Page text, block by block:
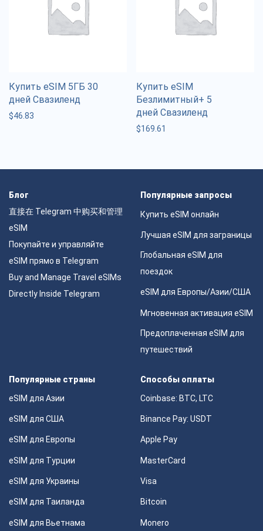
Купить eSIM 5ГБ 30
дней Свазиленд
$46.83
Купить eSIM
Безлимитный+ 5
дней Свазиленд
$169.61
Блог
直接在 Telegram 中购买和管理
eSIM
Покупайте и управляйте
eSIM прямо в Telegram
Buy and Manage Travel eSIMs
Directly Inside Telegram
Популярные запросы
Купить eSIM онлайн
Лучшая eSIM для заграницы
Глобальная eSIM для
поездок
eSIM для Европы/Азии/США
Мгновенная активация eSIM
Предоплаченная eSIM для
путешествий
Популярные страны
eSIM для Азии
eSIM для США
eSIM для Европы
eSIM для Турции
eSIM для Украины
eSIM для Таиланда
eSIM для Вьетнама
Способы оплаты
Coinbase: BTC, LTC
Binance Pay: USDT
Apple Pay
MasterCard
Visa
Bitcoin
Monero